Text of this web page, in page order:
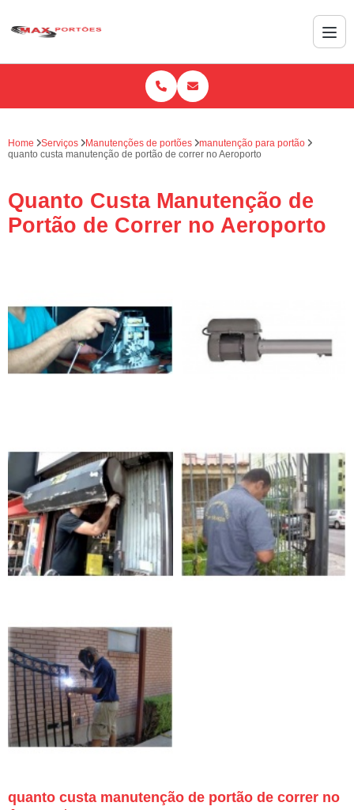
Home Serviços Manutenções de portões
manutenção para portão
quanto custa manutenção de portão de correr no Aeroporto
Quanto Custa Manutenção de
Portão de Correr no Aeroporto
quanto custa manutenção de portão de correr no